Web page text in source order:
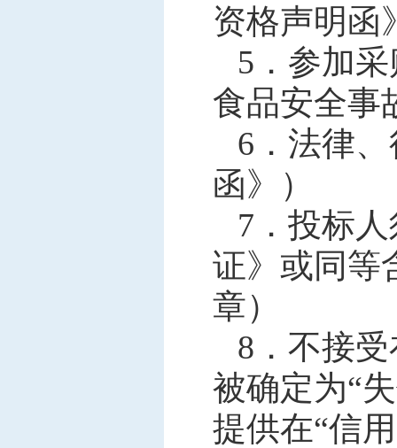
资格声明函
5． 参加
食品安全事
6． 法律
函》）
7． 投标
证》或同等
章）
8． 不接受
被确定为“
提供在“信